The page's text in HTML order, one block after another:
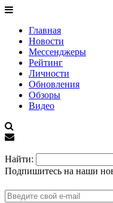
Главная
Новости
Мессенджеры
Рейтинг
Личности
Обновления
Обзоры
Видео
Найти:
Подпишитесь на наши